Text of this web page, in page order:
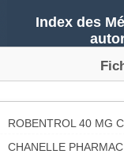
Index des
ROBENTROL 40 MG
CHANELLE